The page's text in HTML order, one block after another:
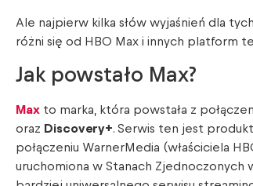
Ale najpierw kilka słów wyjaśnień dla
różni się od HBO Max i innych platform
Jak powstało Max?
Max to marka, która powstała z
oraz Discovery+. Serwis ten jest
połączeniu WarnerMedia (właściciela
uruchomiona w Stanach Zjednoczonych